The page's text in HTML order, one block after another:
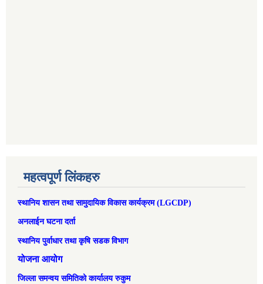
महत्वपूर्ण लिंकहरु
स्थानिय शासन तथा सामुदायिक विकास कार्यक्रम (LGCDP)
अनलाईन घटना दर्ता
स्थानिय पुर्वाधार तथा कृषि सडक विभाग
योजना आयोग
जिल्ला समन्वय समितिको कार्यालय रुकुम